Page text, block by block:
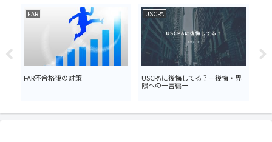
FAR
FAR不合格後の対策
USCPA
USCPAに後悔してる？ー後悔・界
隈への一言編ー